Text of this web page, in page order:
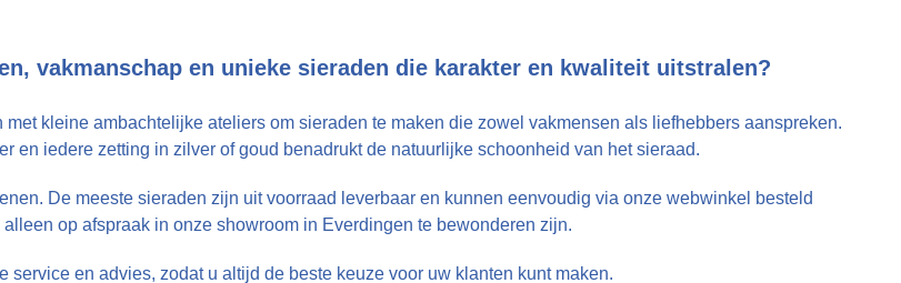
vakmanschap en unieke sieraden die karakter en kwaliteit uitstralen?
kleine ambachtelijke ateliers om sieraden te maken die zowel vakmensen als liefhebbers aanspreken.
en iedere zetting in zilver of goud benadrukt de natuurlijke schoonheid van het sieraad.
De meeste sieraden zijn uit voorraad leverbaar en kunnen eenvoudig via onze webwinkel besteld
op afspraak in onze showroom in Everdingen te bewonderen zijn.
en advies, zodat u altijd de beste keuze voor uw klanten kunt maken.